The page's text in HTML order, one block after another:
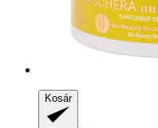
Kosár